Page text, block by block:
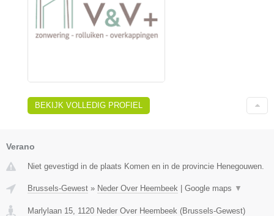
BEKIJK VOLLEDIG PROFIEL
Verano
Niet gevestigd in de plaats Komen en in de provincie Henegouwen.
Brussels-Gewest » Neder Over Heembeek Google maps ▼
Marlylaan 15, 1120 Neder Over Heembeek (Brussels-Gewest)